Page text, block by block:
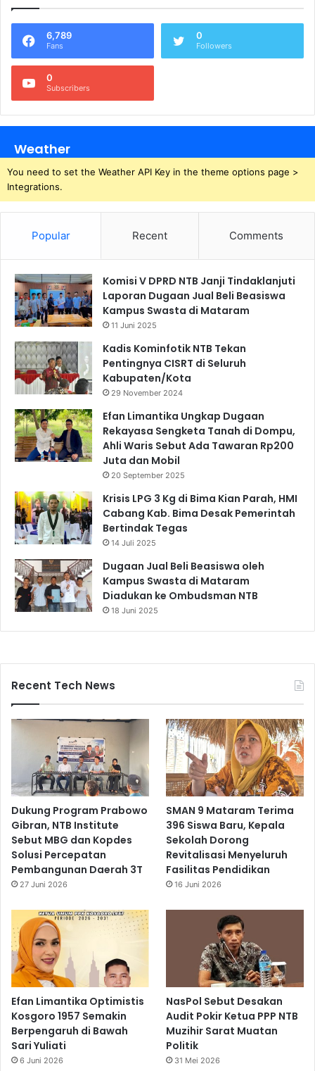
6,789
Fans
0
Followers
0
Subscribers
Weather
You need to set the Weather API Key in the theme options page >
Integrations.
Popular Recent Comments
Komisi V DPRD NTB Janji Tindaklanjuti
Laporan Dugaan Jual Beli Beasiswa
Kampus Swasta di Mataram
11 Juni 2025
Kadis Kominfotik NTB Tekan
Pentingnya CISRT di Seluruh
Kabupaten/Kota
29 November 2024
Efan Limantika Ungkap Dugaan
Rekayasa Sengketa Tanah di Dompu,
Ahli Waris Sebut Ada Tawaran Rp200
Juta dan Mobil
20 September 2025
Krisis LPG 3 Kg di Bima Kian Parah, HMI
Cabang Kab. Bima Desak Pemerintah
Bertindak Tegas
14 Juli 2025
Dugaan Jual Beli Beasiswa oleh
Kampus Swasta di Mataram
Diadukan ke Ombudsman NTB
18 Juni 2025
Recent Tech News
Dukung Program Prabowo
Gibran, NTB Institute
Sebut MBG dan Kopdes
Solusi Percepatan
Pembangunan Daerah 3T
27 Juni 2026
SMAN 9 Mataram Terima
396 Siswa Baru, Kepala
Sekolah Dorong
Revitalisasi Menyeluruh
Fasilitas Pendidikan
16 Juni 2026
Efan Limantika Optimistis
Kosgoro 1957 Semakin
Berpengaruh di Bawah
Sari Yuliati
6 Juni 2026
NasPol Sebut Desakan
Audit Pokir Ketua PPP NTB
Muzihir Sarat Muatan
Politik
31 Mei 2026